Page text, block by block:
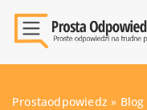
Prostaodpowiedz » Blog